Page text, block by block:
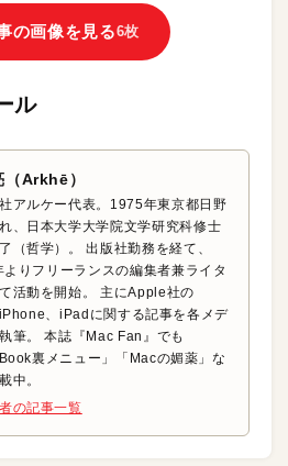
の画像を見る6枚
ル
（Arkhē）
アルケー代表。1975年東京都日野
、日本大学大学院文学研究科修士
（哲学）。 出版社勤務を経て、
りフリーランスの編集者兼ライタ
活動を開始。 主にApple社の
、iPadに関する記事を各メデ
筆。 本誌『Mac Fan』でも
裏メニュー」「Macの媚薬」な
中。
の記事一覧